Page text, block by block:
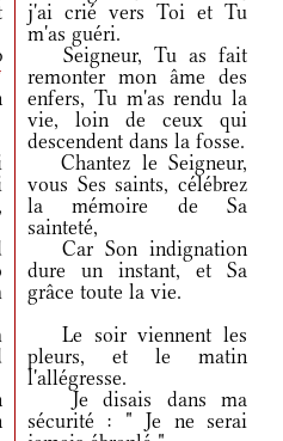
j'ai crié vers Toi et Tu
m'as guéri.
Seigneur, Tu as fait
remonter mon âme des
enfers, Tu m'as rendu la
vie, loin de ceux qui
descendent dans la fosse.
Chantez le Seigneur,
vous Ses saints, célébrez
la mémoire de Sa
sainteté,
Car Son indignation
dure un instant, et Sa
grâce toute la vie.
Le soir viennent les
pleurs, et le matin
l'allégresse.
Je disais dans ma
sécurité : " Je ne serai